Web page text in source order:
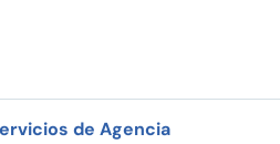
de Agencia